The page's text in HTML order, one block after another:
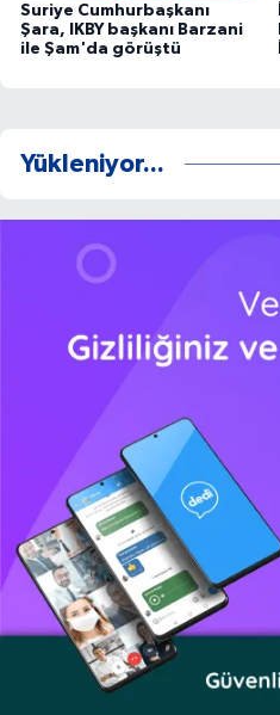
Suriye Cumhurbaşkanı
Şara, IKBY başkanı Barzani
ile Şam'da görüştü
Yükleniyor...